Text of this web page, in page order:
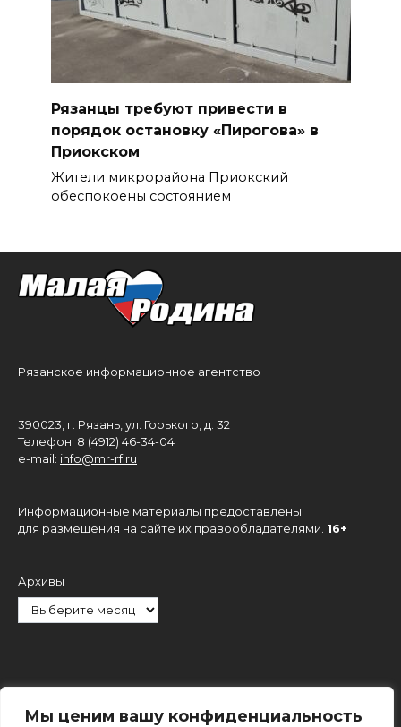
Мы ценим вашу конфиденциальность
Рязанцы требуют привести в
порядок остановку «Пирогова» в
Приокском
Жители микрорайона Приокский
обеспокоены состоянием
Рязанское информационное агентство
390023, г. Рязань, ул. Горького, д. 32
Телефон: 8 (4912) 46-34-04
e-mail: info@mr-rf.ru
Информационные материалы предоставлены
для размещения на сайте их правообладателями. 16+
Архивы